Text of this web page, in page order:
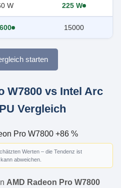
W 225 W
15000
starten
W7800 vs Intel Arc
Vergleich
Pro W7800 +86 %
Werten – die Tendenz ist
abweichen.
AMD Radeon Pro W7800